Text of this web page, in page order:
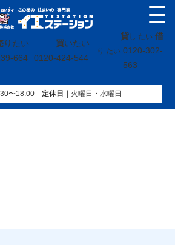
りたい
664
買いたい
0120-424-544
貸し たい 借
り たい 0120-302-
563
〜18:00定休⽇｜ 火曜⽇・水曜⽇
買実績»土地»福島県いわき市薄磯二